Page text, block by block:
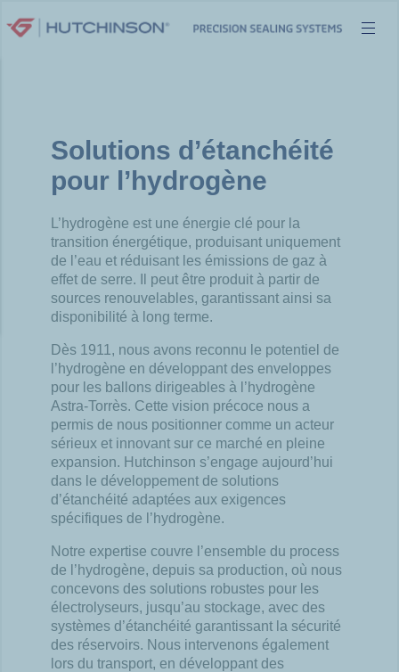
au
Solutions d’étanchéité
pour l’hydrogène
L’hydrogène est une énergie clé pour la
transition énergétique, produisant uniquement
de l’eau et réduisant les émissions de gaz à
effet de serre. Il peut être produit à partir de
sources renouvelables, garantissant ainsi sa
disponibilité à long terme.
Dès 1911, nous avons reconnu le potentiel de
l’hydrogène en développant des enveloppes
pour les ballons dirigeables à l’hydrogène
Astra-Torrès. Cette vision précoce nous a
permis de nous positionner comme un acteur
sérieux et innovant sur ce marché en pleine
expansion. Hutchinson s’engage aujourd’hui
dans le développement de solutions
d’étanchéité adaptées aux exigences
spécifiques de l’hydrogène.
Notre expertise couvre l’ensemble du process
de l’hydrogène, depuis sa production, où nous
concevons des solutions robustes pour les
électrolyseurs, jusqu’au stockage, avec des
systèmes d’étanchéité garantissant la sécurité
des réservoirs. Nous intervenons également
lors du transport, en développant des